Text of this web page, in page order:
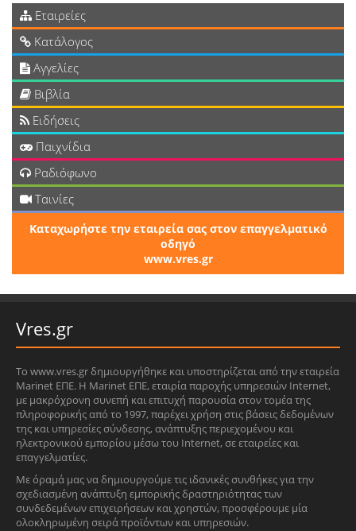
Εταιρείες
Κατάλογος
Αγγελίες
Βιβλία
Ειδήσεις
Παιχνίδια
Ραδιόφωνο
Ταινίες
Καταχωρήστε την εταιρεία σας στον επαγγελματικό
οδηγό
www.vres.gr
Vres.gr
Το www.vres.gr δημιουργήθηκε και υποστηρίζεται από την εταιρεία
Marinet ΕΠΕ. Η Marinet ΕΠΕ, εταιρία παροχής υπηρεσιών Internet,
με μακρόχρονη συνεπή και επιτυχή παρουσία στον τομέα της
πληροφορικής από το 1997, παρέχει χρήση στις βάσεις δεδομένων
της και υπηρεσίες σύνδεσης, ανάπτυξης περιεχομένου και
ηλεκτρονικού εμπορίου μέσω του Internet, σε εταιρείες και
επαγγελματίες.
Με όραμά μας να δημιουργούμε τις ιδανικές συνθήκες για την
σχεδιασμένη ανάπτυξη εμπορικής δραστηριότητας των
συνδεδεμένων επιχειρήσεων και χρηστών, προσφέρουμε μία
ολοκληρωμένη σειρά προϊόντων και υπηρεσιών.